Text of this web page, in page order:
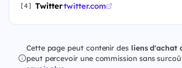
[4] Twitter·twitter.com
Cette page peut contenir des liens d'achat
peut percevoir une commission sans